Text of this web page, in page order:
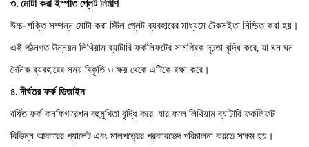
৩. মোটা করা ইস্পাত প্লেট নির্মাণ
উচ্চ-শক্তি সম্পন্ন মোটা করা স্টিল প্লেট ব্যবহারের মাধ্যমে টেকসইতা নিশ্চিত করা হয়।
এই গঠনগত উন্নয়ন লিথিয়াম ব্যাটারি ফর্কলিফটের সামগ্রিক দৃঢ়তা বৃদ্ধি করে, যা ঘন ঘন
দৈনিক ব্যবহারের সময় বিকৃতি ও ক্ষয় থেকে এটিকে রক্ষা করে।
৪. দীর্ঘতর ফর্ক ডিজাইন
বর্ধিত ফর্ক কনফিগারেশন বহুমুখিতা বৃদ্ধি করে, যার ফলে লিথিয়াম ব্যাটারি ফর্কলিফট
বিভিন্ন আকারের প্যালেট এবং মালপত্রের প্রকারভেদ পরিচালনা করতে সক্ষম হয়।